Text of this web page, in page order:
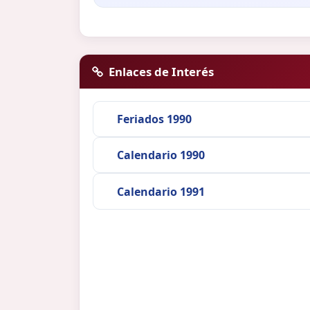
Enlaces de Interés
Feriados 1990
Calendario 1990
Calendario 1991